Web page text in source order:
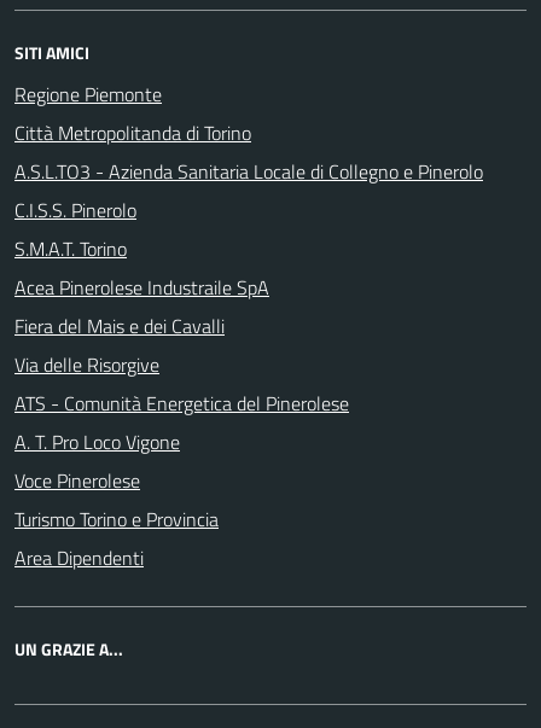
SITI AMICI
Regione Piemonte
Città Metropolitanda di Torino
A.S.L.TO3 - Azienda Sanitaria Locale di Collegno e Pinerolo
C.I.S.S. Pinerolo
S.M.A.T. Torino
Acea Pinerolese Industraile SpA
Fiera del Mais e dei Cavalli
Via delle Risorgive
ATS - Comunità Energetica del Pinerolese
A. T. Pro Loco Vigone
Voce Pinerolese
Turismo Torino e Provincia
Area Dipendenti
UN GRAZIE A...